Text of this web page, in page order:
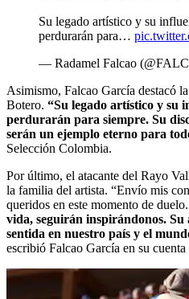
Su legado artístico y su
perdurarán para…
— Radamel Falcao
Asimismo, Falcao García destacó
Botero. “Su legado artístico y su
perdurarán para siempre. Su
serán un ejemplo eterno para
Selección Colombia.
Por último, el atacante del Rayo
la familia del artista. “Envío mis
queridos en este momento de duelo.
vida, seguirán inspirándonos.
sentida en nuestro país y el
escribió Falcao García en su